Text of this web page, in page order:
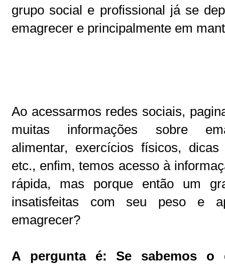
grupo social e profissional já se
emagrecer e principalmente em
Ao acessarmos redes sociais,
muitas informações sobre
alimentar, exercícios físicos,
etc., enfim, temos acesso à
rápida, mas porque então um
insatisfeitas com seu peso e
emagrecer?
A pergunta é: Se sabemos o